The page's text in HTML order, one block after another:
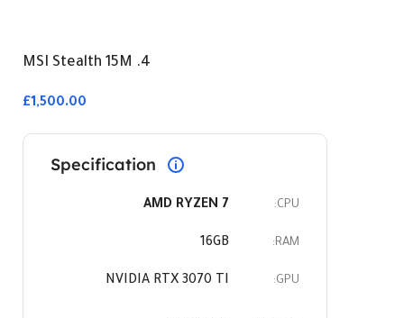
4. MSI Stealth 15M
£1,500.00
Specification
CPU:
AMD RYZEN 7
RAM:
16GB
GPU:
NVIDIA RTX 3070 TI